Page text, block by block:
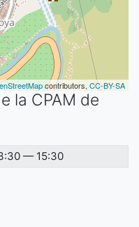
contributors, CC-BY-SA
la CPAM de
— 15:30